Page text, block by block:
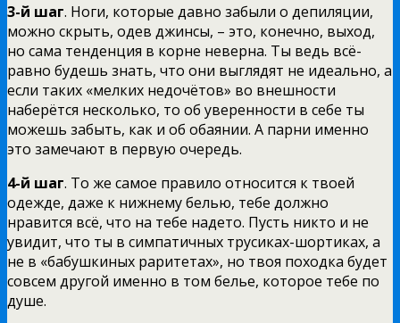
3-й шаг. Ноги, которые давно забыли о депиляции,
можно скрыть, одев джинсы, – это, конечно, выход,
но сама тенденция в корне неверна. Ты ведь всё-
равно будешь знать, что они выглядят не идеально, а
если таких «мелких недочётов» во внешности
наберётся несколько, то об уверенности в себе ты
можешь забыть, как и об обаянии. А парни именно
это замечают в первую очередь.
4-й шаг. То же самое правило относится к твоей
одежде, даже к нижнему белью, тебе должно
нравится всё, что на тебе надето. Пусть никто и не
увидит, что ты в симпатичных трусиках-шортиках, а
не в «бабушкиных раритетах», но твоя походка будет
совсем другой именно в том белье, которое тебе по
душе.